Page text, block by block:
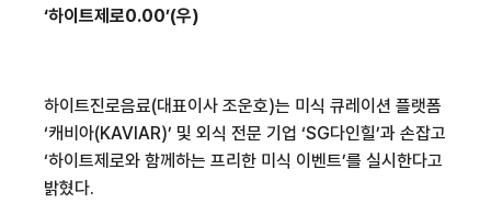
‘하이트제로0.00’(우)
하이트진로음료(대표이사 조운호)는 미식 큐레이션 플랫폼
‘캐비아(KAVIAR)’ 및 외식 전문 기업 ‘SG다인힐’과 손잡고
‘하이트제로와 함께하는 프리한 미식 이벤트’를 실시한다고
밝혔다.